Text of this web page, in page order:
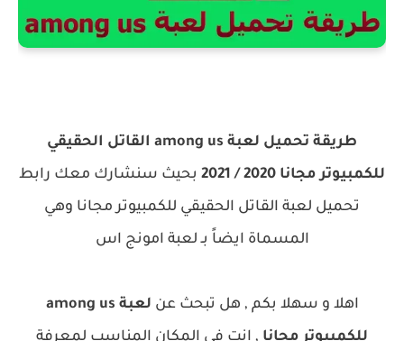
طريقة تحميل لعبة among us القاتل الحقيقي
للكمبيوتر مجانا 2020 / 2021
بحيث سنشارك معك رابط
تحميل لعبة القاتل الحقيقي للكمبيوتر مجانا وهي
المسماة ايضاً بـ لعبة امونج اس
اهلا و سهلا بكم , هل تبحث عن
لعبة among us
للكمبيوتر مجانا , انت في المكان المناسب لمعرفة